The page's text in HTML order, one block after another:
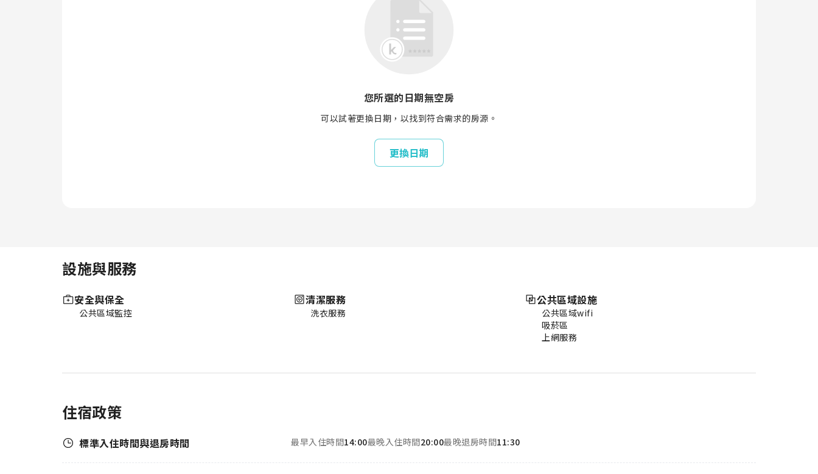
您所選的日期無空房
可以試著更換日期，以找到符合需求的房源。
更換日期
設施與服務
安全與保全
公共區域監控
清潔服務
洗衣服務
公共區域設施
公共區域wifi
吸菸區
上網服務
住宿政策
標準入住時間與退房時間 最早入住時間14:00最晚入住時間20:00最晚退房時間11:30